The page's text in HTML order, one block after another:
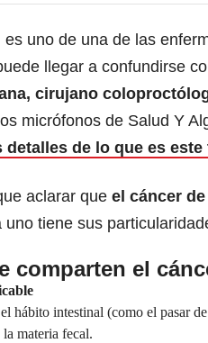
uno de una de las
llegar a confundirse
cirujano
micrófonos de Salud Y
detalles de lo que es este
aclarar que el cáncer
uno tiene sus
comparten el
hábito intestinal (como el pasar
la materia fecal.